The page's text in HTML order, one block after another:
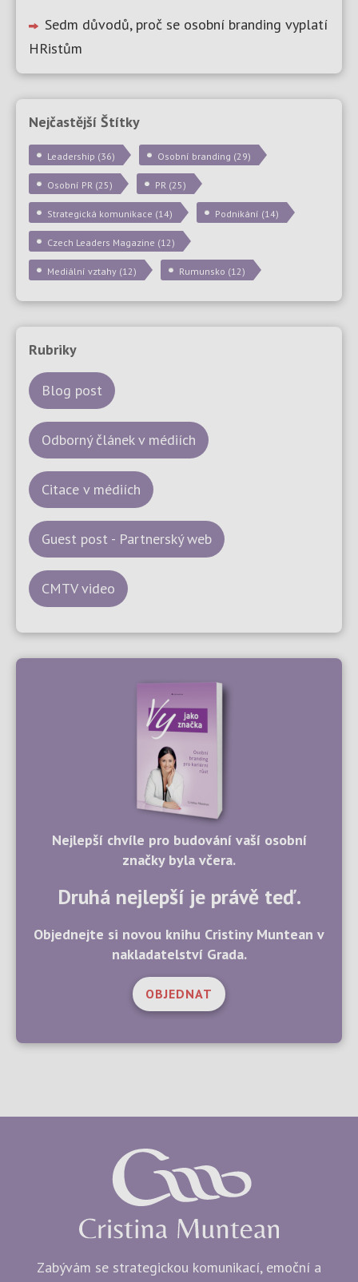
Sedm důvodů, proč se osobní branding vyplatí
HRistům
Nejčastější Štítky
Leadership (36) Osobní branding (29)
Osobní PR (25) PR (25)
Strategická komunikace (14) Podnikání (14)
Czech Leaders Magazine (12)
Mediální vztahy (12) Rumunsko (12)
Rubriky
Blog post
Odborný článek v médiích
Citace v médiích
Guest post - Partnerský web
CMTV video
Nejlepší chvíle pro budování vaší osobní
značky byla včera.
Druhá nejlepší je právě teď.
Objednejte si novou knihu Cristiny Muntean v
nakladatelství Grada.
OBJEDNAT
Zabývám se strategickou komunikací, emoční a